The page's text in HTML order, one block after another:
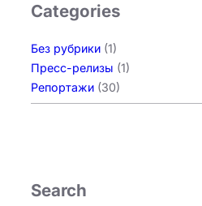
Categories
Без рубрики (1)
Пресс-релизы (1)
Репортажи (30)
Search